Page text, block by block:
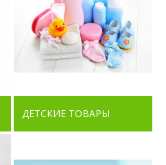
ДЕТСКИЕ ТОВАРЫ